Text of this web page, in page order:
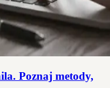
Poznaj metody,